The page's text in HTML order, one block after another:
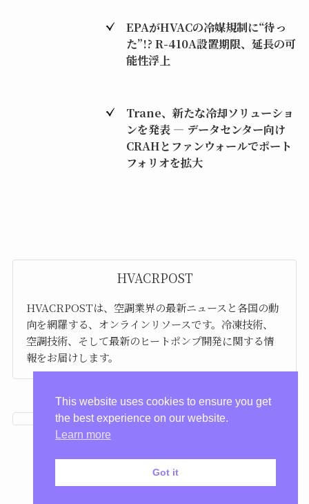
EPAがHVACの冷媒規制に“待っ
た”!? R-410A設置期限、延長の可
能性浮上
Trane、新たな冷却ソリューショ
ンを発表 ― データセンター向け
CRAHとファンウォールでポート
フォリオを拡大
HVACRPOST
HVACRPOSTは、空調業界の最新ニュースと各国の動
向を網羅する、オンラインリソースです。冷凍技術、
空調技術、そして最新のヒートポンプ開発に関する情
報をお届けします。
プライバシーポリシー
This website uses cookies to ensure you get
the best experience on our website.
Learn more
Got it